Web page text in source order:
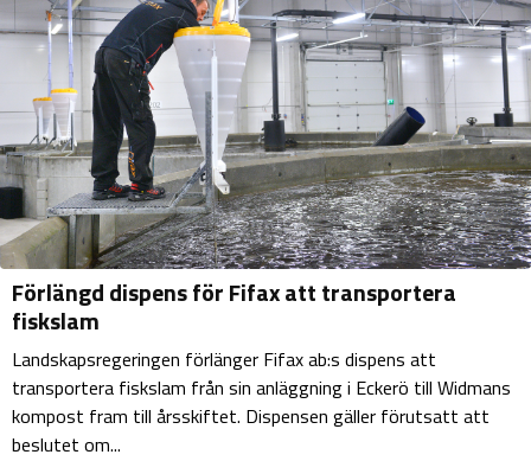
Förlängd dispens för Fifax att transportera
fiskslam
Landskapsregeringen förlänger Fifax ab:s dispens att
transportera fiskslam från sin anläggning i Eckerö till Widmans
kompost fram till årsskiftet. Dispensen gäller förutsatt att
beslutet om...